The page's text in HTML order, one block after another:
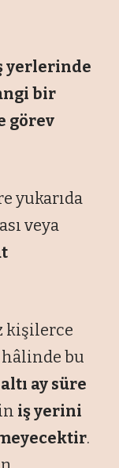
yerlerinde
bir
görev
yukarıda
veya
kişilerce
bu
ay süre
iş yerini
.